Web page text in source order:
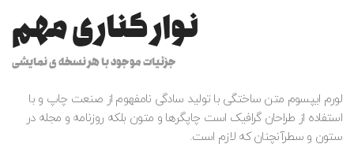
نوار کناری مهم
جزئیات موجود با هر نسخه ی نمایشی
لورم ایپسوم متن ساختگی با تولید سادگی نامفهوم از صنعت چاپ و با
استفاده از طراحان گرافیک است چاپگرها و متون بلکه روزنامه و مجله در
ستون و سطرآنچنان که لازم است.